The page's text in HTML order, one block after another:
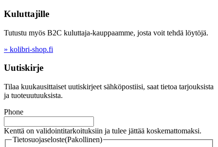
Kuluttajille
Tutustu myös B2C kuluttaja-kauppaamme, josta voit tehdä löytöjä.
» kolibri-shop.fi
Uutiskirje
Tilaa kuukausittaiset uutiskirjeet sähköpostiisi, saat tietoa tarjouksista
ja tuoteuutuuksista.
Phone
Kenttä on validointitarkoituksiin ja tulee jättää koskemattomaksi.
Tietosuojaseloste(Pakollinen)